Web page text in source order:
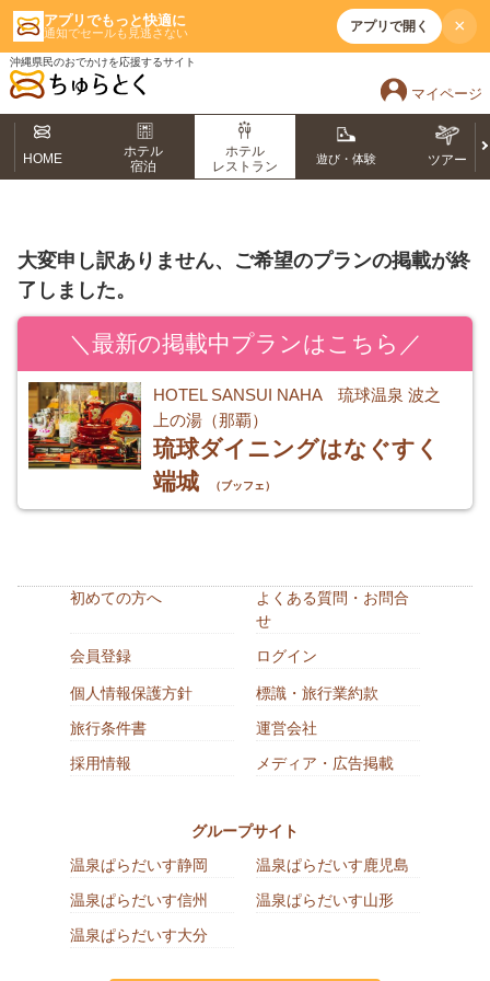
アプリでもっと快適に
通知でセールも見逃さない アプリで開く ×
沖縄県民のおでかけを応援するサイト
マイページ
HOME
ホテル
宿泊
ホテル
レストラン
遊び・体験 ツアー
大変申し訳ありません、ご希望のプランの掲載が終
了しました。
＼最新の掲載中プランはこちら／
HOTEL SANSUI NAHA 琉球温泉 波之
上の湯（那覇）
琉球ダイニングはなぐすく
端城
（ブッフェ）
初めての方へ
よくある質問・お問合
せ
会員登録
ログイン
個人情報保護方針
標識・旅行業約款
旅行条件書
運営会社
採用情報
メディア・広告掲載
グループサイト
温泉ぱらだいす静岡
温泉ぱらだいす鹿児島
温泉ぱらだいす信州
温泉ぱらだいす山形
温泉ぱらだいす大分